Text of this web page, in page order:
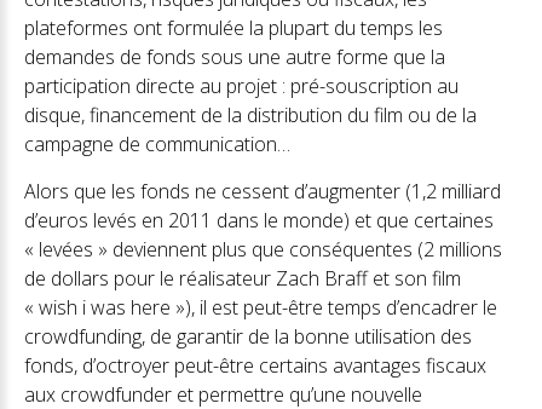
plateformes ont formulée la plupart du temps les
demandes de fonds sous une autre forme que la
participation directe au projet : pré-souscription au
disque, financement de la distribution du film ou de la
campagne de communication…
Alors que les fonds ne cessent d’augmenter (1,2 milliard
d’euros levés en 2011 dans le monde) et que certaines
« levées » deviennent plus que conséquentes (2 millions
de dollars pour le réalisateur Zach Braff et son film
« wish i was here »), il est peut-être temps d’encadrer le
crowdfunding, de garantir de la bonne utilisation des
fonds, d’octroyer peut-être certains avantages fiscaux
aux crowdfunder et permettre qu’une nouvelle